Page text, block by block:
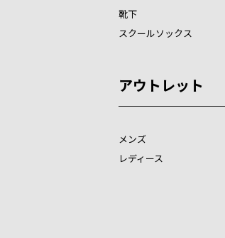
靴下
スクールソックス
アウトレット
メンズ
レディース